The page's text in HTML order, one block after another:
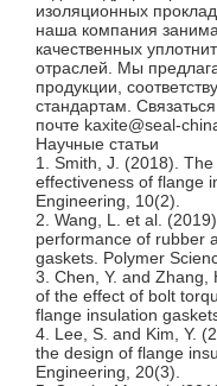
изоляционных
наша компания
качественных
отраслей. Мы
продукции,
стандартам.
почте kaxite@seal-
Научные статьи
1. Smith, J. (2018).
effectiveness of flange
Engineering, 10(2).
2. Wang, L. et al.
performance of rubber
gaskets. Polymer
3. Chen, Y. and Zhang,
of the effect of bolt
flange insulation
4. Lee, S. and Kim, Y.
the design of flange
Engineering, 20(3).